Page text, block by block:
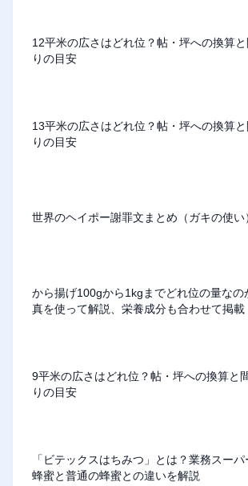
12平米の広さはどれ位？帖・坪への換算と
りの目安
13平米の広さはどれ位？帖・坪への換算と
りの目安
世界のヘイポー謝罪文まとめ（ガキの使い
から揚げ100gから1kgまでどれ位の量なの
真を使って解説、栄養成分も合わせて掲載
9平米の広さはどれ位？帖・坪への換算と
りの目安
「ビテックスはちみつ」とは？業務スーパ
蜂蜜と普通の蜂蜜との違いを解説